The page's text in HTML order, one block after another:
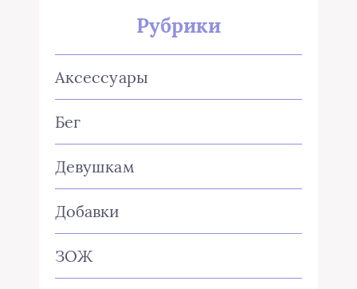
Рубрики
Аксессуары
Бег
Девушкам
Добавки
ЗОЖ